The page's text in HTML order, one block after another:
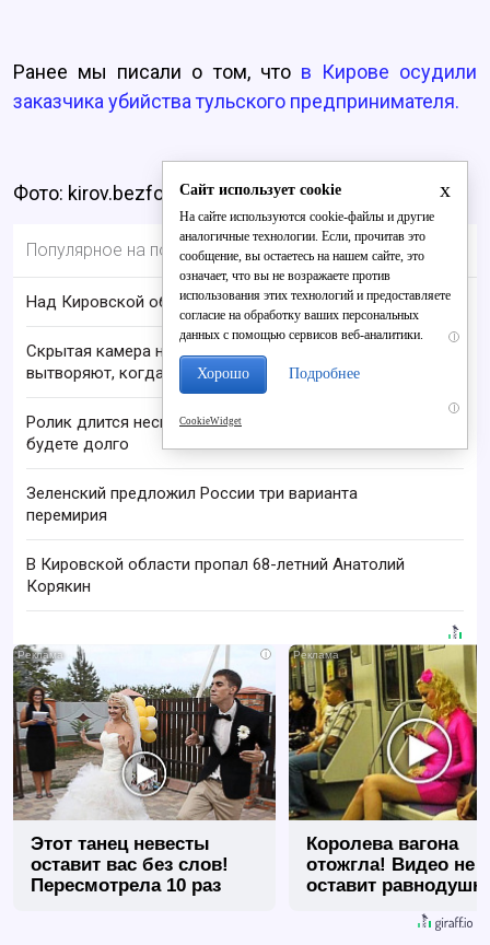
Ранее мы писали о том, что в Кирове осудили
заказчика убийства тульского предпринимателя.
Фото: kirov.bezformata.ru
Популярное на портале
Над Кировской областью сбили БПЛА
i
Скрытая камера на пляже Крыма: Что люди
вытворяют, когда их не видят...
i
Ролик длится несколько секунд, а смеяться вы
будете долго
Зеленский предложил России три варианта
перемирия
В Кировской области пропал 68-летний Анатолий
Корякин
i
Этот танец невесты
оставит вас без слов!
Пересмотрела 10 раз
Королева вагона
отожгла! Видео не
оставит
x
Сайт использует cookie
На сайте используются cookie-файлы и другие
аналогичные технологии. Если, прочитав это
сообщение, вы остаетесь на нашем сайте, это
означает, что вы не возражаете против
использования этих технологий и предоставляете
согласие на обработку ваших персональных
данных с помощью сервисов веб-аналитики.
Хорошо Подробнее
CookieWidget